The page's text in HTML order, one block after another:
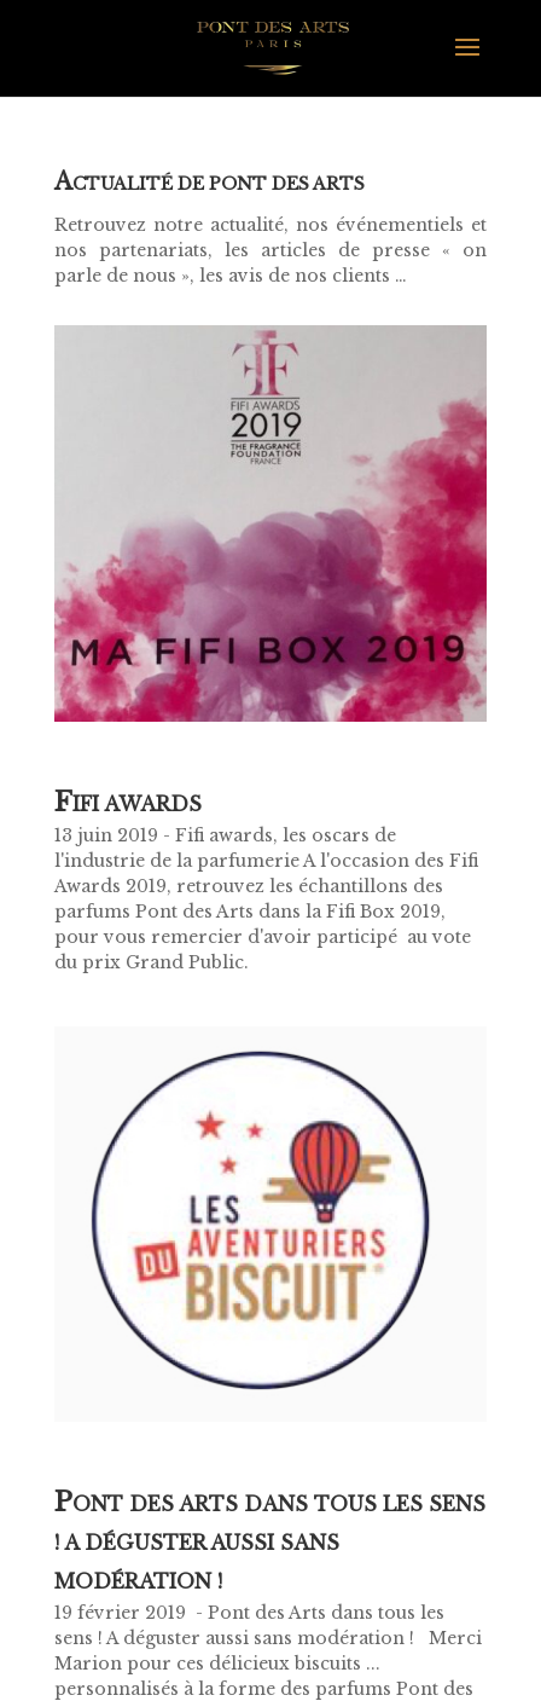
ACTUALITÉ DE PONT DES ARTS
Retrouvez notre actualité, nos événementiels et
nos partenariats, les articles de presse « on
parle de nous », les avis de nos clients …
FIFI AWARDS
13 juin 2019 - Fifi awards, les oscars de
l'industrie de la parfumerie A l'occasion des Fifi
Awards 2019, retrouvez les échantillons des
parfums Pont des Arts dans la Fifi Box 2019,
pour vous remercier d'avoir participé au vote
du prix Grand Public.
PONT DES ARTS DANS TOUS LES SENS
! A DÉGUSTER AUSSI SANS
MODÉRATION !
19 février 2019 - Pont des Arts dans tous les
sens ! A déguster aussi sans modération ! Merci
Marion pour ces délicieux biscuits ...
personnalisés à la forme des parfums Pont des